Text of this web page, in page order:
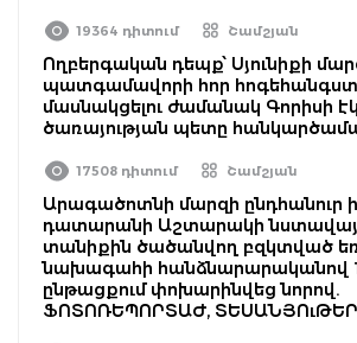
19364 դիտում Շամշյան
Ողբերգական դեպք՝ Սյունիքի
պատգամավորի հոր
մասնակցելու ժամանակ Գորիսի
ծառայության պետը
17508 դիտում Շամշյան
Արագածոտնի մարզի ընդհանուր
դատարանի Աշտարակի
տանիքին ծածանվող բզկտված
նախագահի հանձնարարականով
ընթացքում փոխարինվեց նորով.
ՖՈՏՈՌԵՊՈՐՏԱԺ, ՏԵՍԱՆՅՈւԹԵՐ